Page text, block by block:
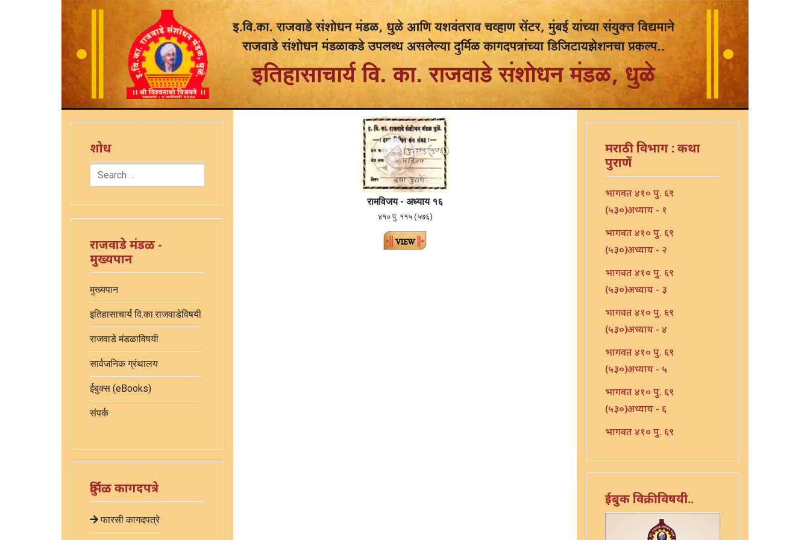
शोध
Search
राजवाडे मंडळ -
मुख्यपान
मुख्यपान
इतिहासाचार्य वि.का.राजवाडेविषयी
राजवाडे मंडळाविषयी
सार्वजनिक ग्रंथालय
ईबुक्स (eBooks)
संपर्क
दुर्मिळ कागदपत्रे
फारसी कागदपत्रे
रामविजय - अध्याय १६
४१० पु. ११५ (५७६)
मराठी विभाग : कथा
पुराणें
भागवत ४१० पु. ६९
(५३०)अध्याय - १
भागवत ४१० पु. ६९
(५३०)अध्याय - २
भागवत ४१० पु. ६९
(५३०)अध्याय - ३
भागवत ४१० पु. ६९
(५३०)अध्याय - ४
भागवत ४१० पु. ६९
(५३०)अध्याय - ५
भागवत ४१० पु. ६९
(५३०)अध्याय - ६
भागवत ४१० पु. ६९
भारत - ४१० पु १०६ (५६७)
भारत - ४१० पु १०८(५६९)
भारत ४१० पु. ९०(५५१)
ईबुक विक्रीविषयी..